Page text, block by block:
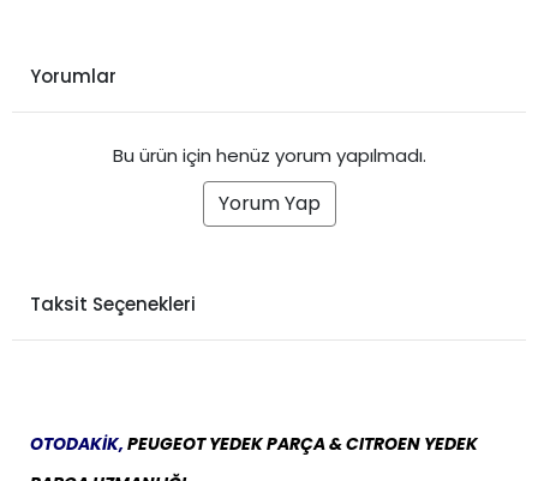
Yorumlar
Bu ürün için henüz yorum yapılmadı.
Yorum Yap
Taksit Seçenekleri
OTODAKİK, PEUGEOT YEDEK PARÇA & CITROEN YEDEK